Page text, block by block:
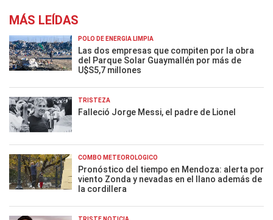
MÁS LEÍDAS
POLO DE ENERGÍA LIMPIA
Las dos empresas que compiten por la obra
del Parque Solar Guaymallén por más de
U$S5,7 millones
TRISTEZA
Falleció Jorge Messi, el padre de Lionel
COMBO METEOROLÓGICO
Pronóstico del tiempo en Mendoza: alerta por
viento Zonda y nevadas en el llano además de
la cordillera